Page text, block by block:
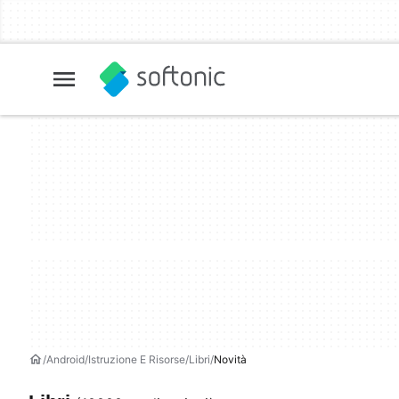
Android Istruzione E Risorse Libri Novità